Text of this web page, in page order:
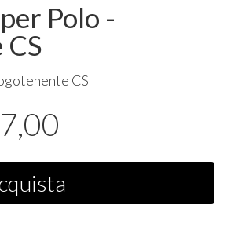
Polo -
CS
7,00